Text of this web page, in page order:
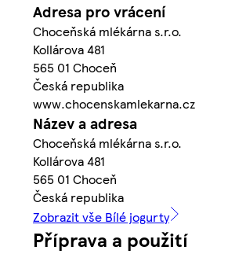
Adresa pro vrácení
Choceňská mlékárna s.r.o.
Kollárova 481
565 01 Choceň
Česká republika
www.chocenskamlekarna.cz
Název a adresa
Choceňská mlékárna s.r.o.
Kollárova 481
565 01 Choceň
Česká republika
Zobrazit vše Bílé jogurty
Příprava a použití